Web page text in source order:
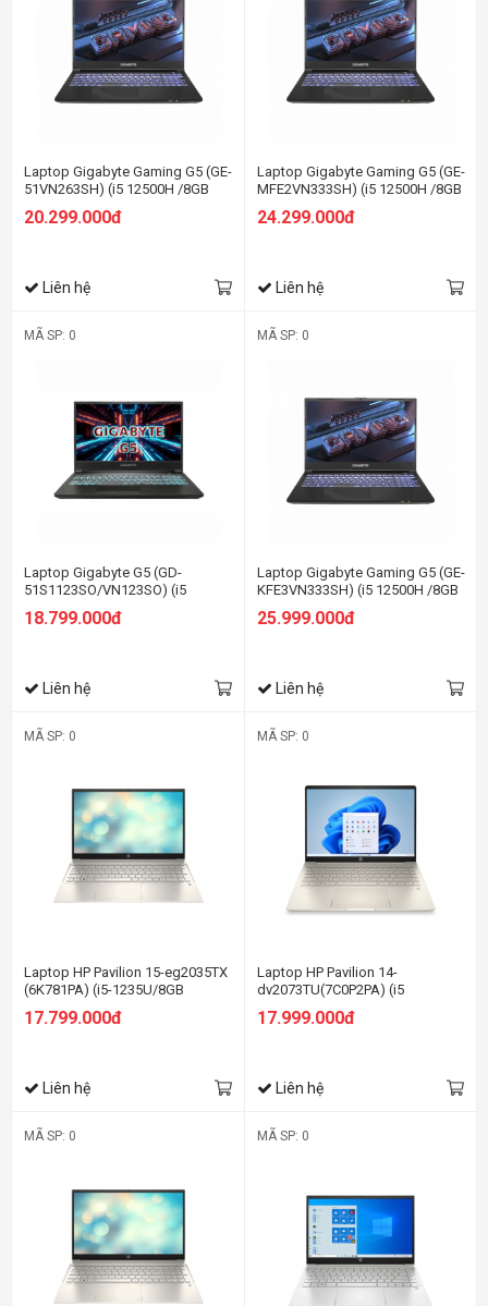
Laptop Gigabyte Gaming G5 (GE-
51VN263SH) (i5 12500H /8GB
Ram/512GB SSD/RTX3050
4G/15.6 inch FHD 144Hz/Win 11/
20.299.000đ
Liên hệ
Laptop Gigabyte Gaming G5 (GE-
MFE2VN333SH) (i5 12500H /8GB
Ram/512GB SSD/RTX4050
6G/15.6 inch FHD 144Hz/Win 11/
24.299.000đ
Liên hệ
MÃ SP: 0
Laptop Gigabyte G5 (GD-
51S1123SO/VN123SO) (i5
SSD/RTX3050 4G/15.6FHD
18.799.000đ
Liên hệ
MÃ SP: 0
Laptop Gigabyte Gaming G5 (GE-
KFE3VN333SH) (i5 12500H /8GB
8G/15.6 inch FHD 144Hz/Win 11/
25.999.000đ
Liên hệ
MÃ SP: 0
Laptop HP Pavilion 15-eg2035TX
(6K781PA) (i5-1235U/8GB
RAM/512GB SSD/15.6
FHD/MX550 2Gb/Win11/Vàng)
17.799.000đ
Liên hệ
MÃ SP: 0
Laptop HP Pavilion 14-
dv2073TU(7C0P2PA) (i5
1235U/16GB RAM/512GB
SSD/14 FHD/Win11/Vàng)
17.999.000đ
Liên hệ
MÃ SP: 0 MÃ SP: 0